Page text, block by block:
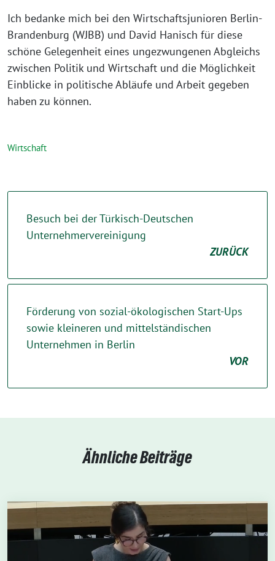
Ich bedanke mich bei den Wirtschaftsjunioren Berlin-
Brandenburg (WJBB) und David Hanisch für diese
schöne Gelegenheit eines ungezwungenen Abgleichs
zwischen Politik und Wirtschaft und die Möglichkeit
Einblicke in politische Abläufe und Arbeit gegeben
haben zu können⁩.
Wirtschaft
Besuch bei der Türkisch-Deutschen
Unternehmervereinigung
ZURÜCK
Förderung von sozial-ökologischen Start-Ups
sowie kleineren und mittelständischen
Unternehmen in Berlin
VOR
Ähnliche Beiträge